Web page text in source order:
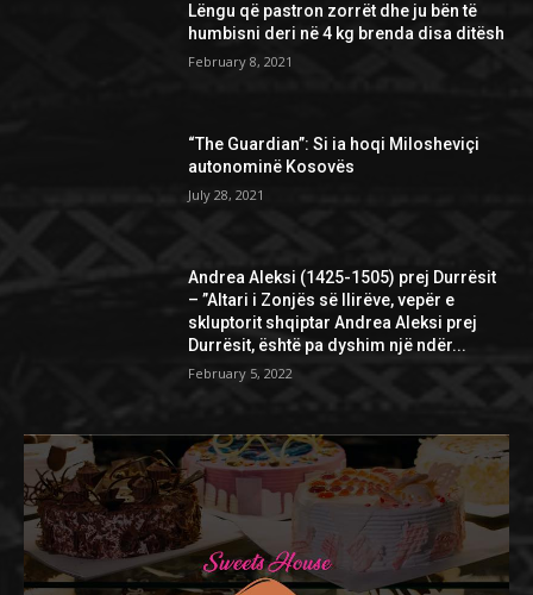
Lëngu që pastron zorrët dhe ju bën të
humbisni deri në 4 kg brenda disa ditësh
February 8, 2021
“The Guardian”: Si ia hoqi Milosheviçi
autonominë Kosovës
July 28, 2021
Andrea Aleksi (1425-1505) prej Durrësit
– ”Altari i Zonjës së Ilirëve, vepër e
skluptorit shqiptar Andrea Aleksi prej
Durrësit, është pa dyshim një ndër...
February 5, 2022